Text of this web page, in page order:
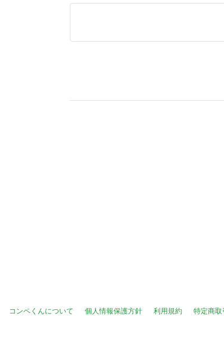
コンペくんについて 個人情報保護方針 利用規約 特定商取